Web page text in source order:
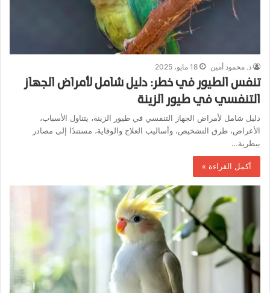
د. محمود أمين 18 مايو، 2025
تنفس الطيور في خطر: دليل شامل لأمراض الجهاز
التنفسي في طيور الزينة
دليل شامل لأمراض الجهاز التنفسي في طيور الزينة، يتناول الأسباب،
الأعراض، طرق التشخيص، وأساليب العلاج والوقاية، مستندًا إلى مصادر
بيطرية…
أكمل القراءة »